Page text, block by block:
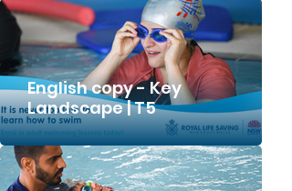
English copy - Key
Landscape | T5